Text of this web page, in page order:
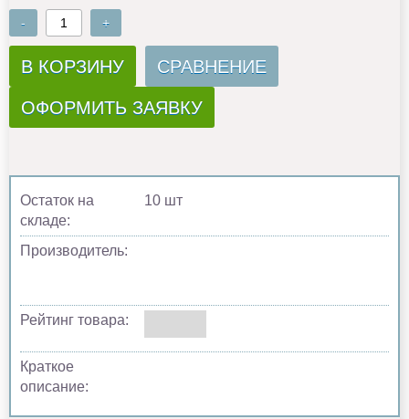
- +
В КОРЗИНУ СРАВНЕНИЕ
ОФОРМИТЬ ЗАЯВКУ
Остаток на
складе:
10 шт
Производитель:
Рейтинг товара:
Краткое
описание: